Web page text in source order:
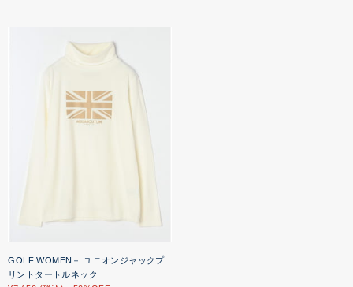
GOLF WOMEN－ ユニオンジャックプ
リントタートルネック